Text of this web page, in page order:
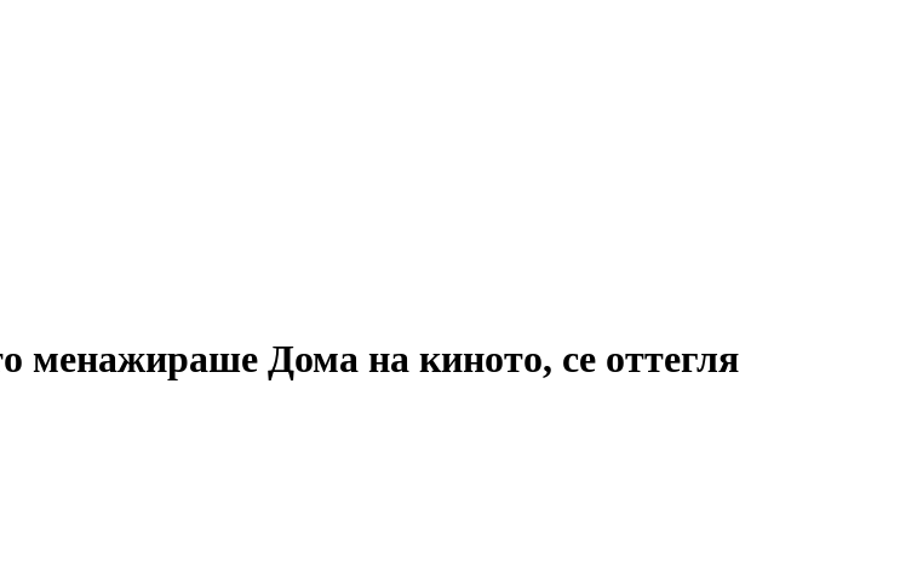
менажираше Дома на киното, се оттегля